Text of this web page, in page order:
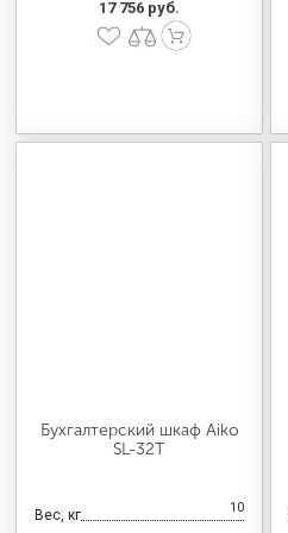
17 756 руб.
Бухгалтерский шкаф Aiko
SL-32Т
Вес, кг 10